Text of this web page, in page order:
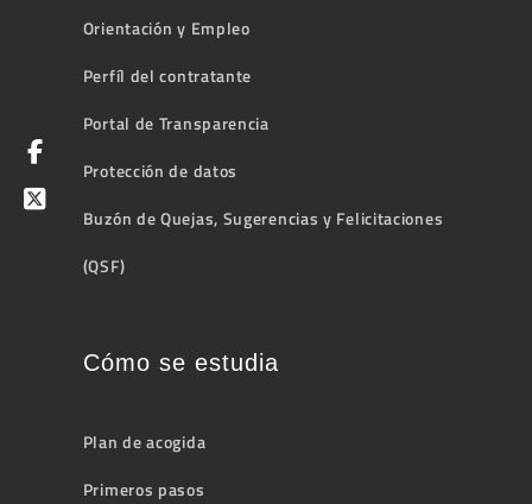
Orientación y Empleo
Perfíl del contratante
Portal de Transparencia
Protección de datos
Buzón de Quejas, Sugerencias y Felicitaciones
(QSF)
Cómo se estudia
Plan de acogida
Primeros pasos